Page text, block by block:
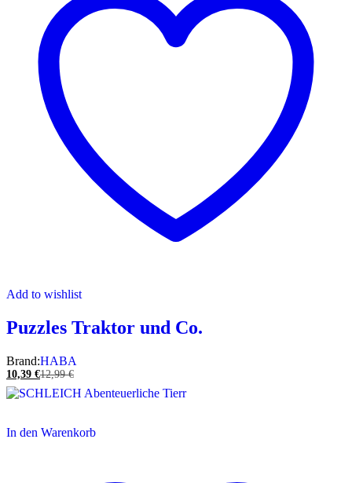
Add to wishlist
Puzzles Traktor und Co.
Brand:HABA
10,39 €12,99€
In den Warenkorb